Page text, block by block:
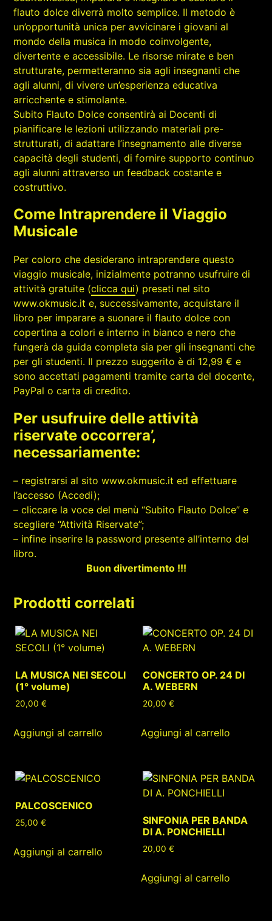
flauto dolce diverrà molto semplice. Il metodo è
un’opportunità unica per avvicinare i giovani al
mondo della musica in modo coinvolgente,
divertente e accessibile. Le risorse mirate e ben
strutturate, permetteranno sia agli insegnanti che
agli alunni, di vivere un’esperienza educativa
arricchente e stimolante.
Subito Flauto Dolce consentirà ai Docenti di
pianificare le lezioni utilizzando materiali pre-
strutturati, di adattare l’insegnamento alle diverse
capacità degli studenti, di fornire supporto continuo
agli alunni attraverso un feedback costante e
costruttivo.
Come Intraprendere il Viaggio
Musicale
Per coloro che desiderano intraprendere questo
viaggio musicale, inizialmente potranno usufruire di
attività gratuite (clicca qui) preseti nel sito
www.okmusic.it e, successivamente, acquistare il
libro per imparare a suonare il flauto dolce con
copertina a colori e interno in bianco e nero che
fungerà da guida completa sia per gli insegnanti che
per gli studenti. Il prezzo suggerito è di 12,99 € e
sono accettati pagamenti tramite carta del docente,
PayPal o carta di credito.
Per usufruire delle attività
riservate occorrera’,
necessariamente:
– registrarsi al sito www.okmusic.it ed effettuare
l’accesso (Accedi);
– cliccare la voce del menù “Subito Flauto Dolce” e
scegliere “Attività Riservate”;
– infine inserire la password presente all’interno del
libro.
Buon divertimento !!!
Prodotti correlati
LA MUSICA NEI SECOLI
(1° volume)
20,00€
Aggiungi al carrello
CONCERTO OP. 24 DI
A. WEBERN
20,00€
Aggiungi al carrello
PALCOSCENICO
25,00€
Aggiungi al carrello
SINFONIA PER BANDA
DI A. PONCHIELLI
20,00€
Aggiungi al carrello